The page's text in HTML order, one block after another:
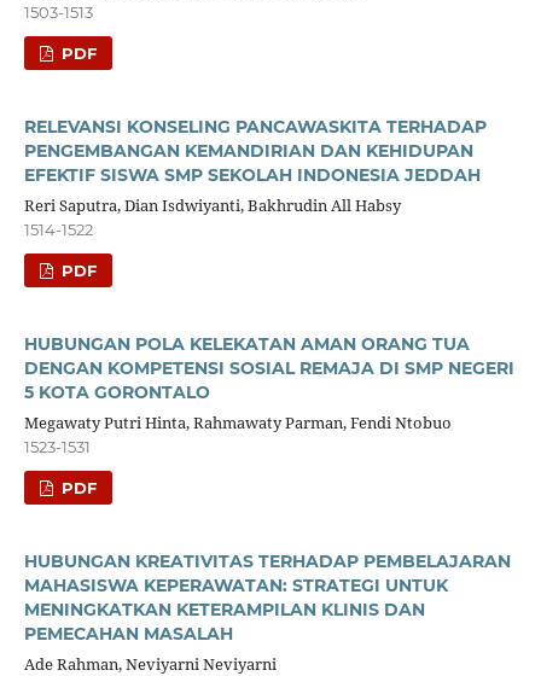
1503-1513
PDF
RELEVANSI KONSELING PANCAWASKITA TERHADAP
PENGEMBANGAN KEMANDIRIAN DAN KEHIDUPAN
EFEKTIF SISWA SMP SEKOLAH INDONESIA JEDDAH
Reri Saputra, Dian Isdwiyanti, Bakhrudin All Habsy
1514-1522
PDF
HUBUNGAN POLA KELEKATAN AMAN ORANG TUA
DENGAN KOMPETENSI SOSIAL REMAJA DI SMP NEGERI
5 KOTA GORONTALO
Megawaty Putri Hinta, Rahmawaty Parman, Fendi Ntobuo
1523-1531
PDF
HUBUNGAN KREATIVITAS TERHADAP PEMBELAJARAN
MAHASISWA KEPERAWATAN: STRATEGI UNTUK
MENINGKATKAN KETERAMPILAN KLINIS DAN
PEMECAHAN MASALAH
Ade Rahman, Neviyarni Neviyarni